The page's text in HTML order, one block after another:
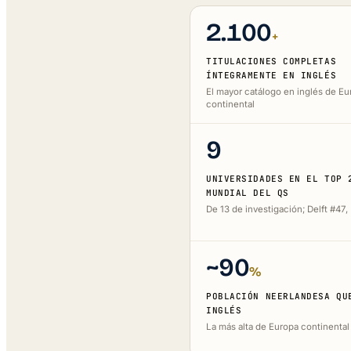
2.100+
TITULACIONES COMPLETAS
ÍNTEGRAMENTE EN INGLÉS
El mayor catálogo en inglés de
continental
9
UNIVERSIDADES EN EL TOP
MUNDIAL DEL QS
De 13 de investigación; Delft #47,
~90%
POBLACIÓN NEERLANDESA
INGLÉS
La más alta de Europa continental